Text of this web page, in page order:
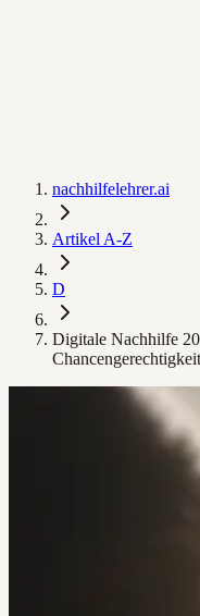
nachhilfelehrer.ai
Artikel A-Z
D
Digitale Nachhilfe
Chancengerechtigkeit